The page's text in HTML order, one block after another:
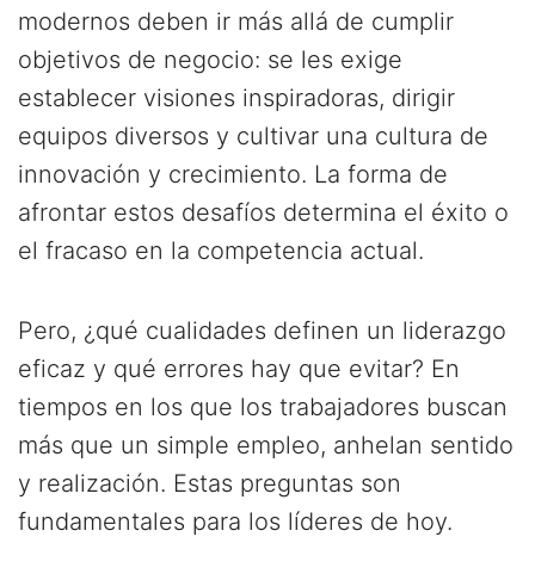
modernos deben ir más allá de cumplir
objetivos de negocio: se les exige
establecer visiones inspiradoras, dirigir
equipos diversos y cultivar una cultura de
innovación y crecimiento. La forma de
afrontar estos desafíos determina el éxito o
el fracaso en la competencia actual.
Pero, ¿qué cualidades definen un liderazgo
eficaz y qué errores hay que evitar? En
tiempos en los que los trabajadores buscan
más que un simple empleo, anhelan sentido
y realización. Estas preguntas son
fundamentales para los líderes de hoy.